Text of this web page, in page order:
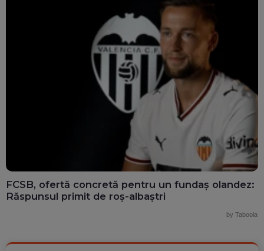
FCSB, ofertă concretă pentru un fundaș olandez:
Răspunsul primit de roș-albaștri
by Taboola